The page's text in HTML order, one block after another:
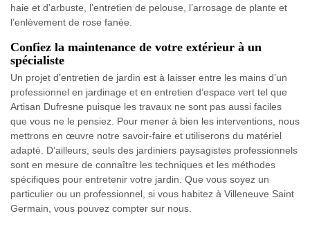
haie et d’arbuste, l’entretien de pelouse, l’arrosage de plante et
l’enlèvement de rose fanée.
Confiez la maintenance de votre extérieur à un
spécialiste
Un projet d’entretien de jardin est à laisser entre les mains d’un
professionnel en jardinage et en entretien d’espace vert tel que
Artisan Dufresne puisque les travaux ne sont pas aussi faciles
que vous ne le pensiez. Pour mener à bien les interventions, nous
mettrons en œuvre notre savoir-faire et utiliserons du matériel
adapté. D’ailleurs, seuls des jardiniers paysagistes professionnels
sont en mesure de connaître les techniques et les méthodes
spécifiques pour entretenir votre jardin. Que vous soyez un
particulier ou un professionnel, si vous habitez à Villeneuve Saint
Germain, vous pouvez compter sur nous.